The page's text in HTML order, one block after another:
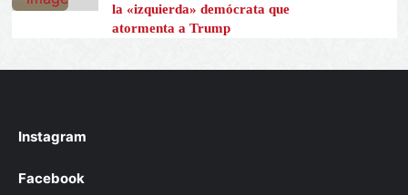
la «izquierda» demócrata que
atormenta a Trump
Instagram
Facebook